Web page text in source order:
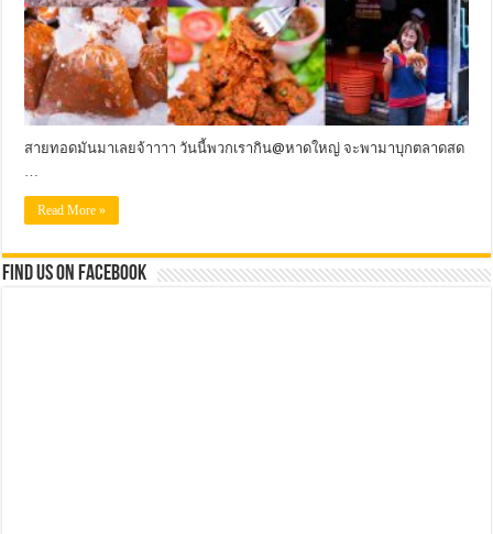
สายทอดมันมาเลยจ้าาาา วันนี้พวกเรากิน@หาดใหญ่ จะพามาบุกตลาดสด
Read More »
Find us on Facebook